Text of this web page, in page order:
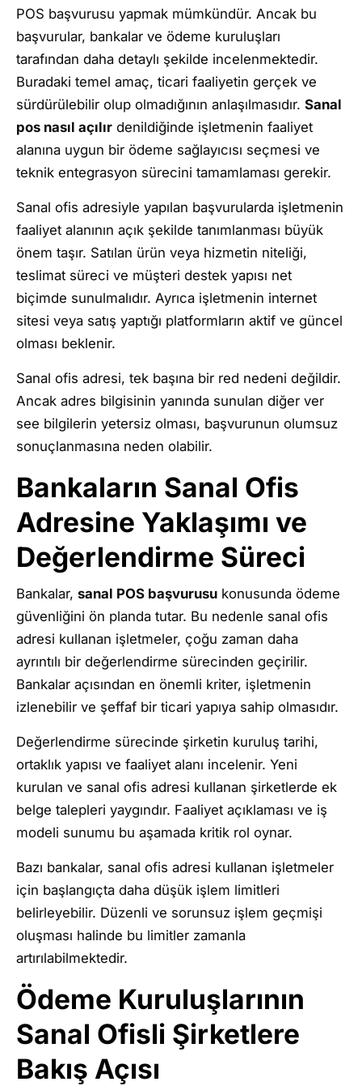
POS başvurusu yapmak mümkündür. Ancak bu
başvurular, bankalar ve ödeme kuruluşları
tarafından daha detaylı şekilde incelenmektedir.
Buradaki temel amaç, ticari faaliyetin gerçek ve
sürdürülebilir olup olmadığının anlaşılmasıdır. Sanal
pos nasıl açılır denildiğinde işletmenin faaliyet
alanına uygun bir ödeme sağlayıcısı seçmesi ve
teknik entegrasyon sürecini tamamlaması gerekir.
Sanal ofis adresiyle yapılan başvurularda işletmenin
faaliyet alanının açık şekilde tanımlanması büyük
önem taşır. Satılan ürün veya hizmetin niteliği,
teslimat süreci ve müşteri destek yapısı net
biçimde sunulmalıdır. Ayrıca işletmenin internet
sitesi veya satış yaptığı platformların aktif ve güncel
olması beklenir.
Sanal ofis adresi, tek başına bir red nedeni değildir.
Ancak adres bilgisinin yanında sunulan diğer ver
see bilgilerin yetersiz olması, başvurunun olumsuz
sonuçlanmasına neden olabilir.
Bankaların Sanal Ofis
Adresine Yaklaşımı ve
Değerlendirme Süreci
Bankalar, sanal POS başvurusu konusunda ödeme
güvenliğini ön planda tutar. Bu nedenle sanal ofis
adresi kullanan işletmeler, çoğu zaman daha
ayrıntılı bir değerlendirme sürecinden geçirilir.
Bankalar açısından en önemli kriter, işletmenin
izlenebilir ve şeffaf bir ticari yapıya sahip olmasıdır.
Değerlendirme sürecinde şirketin kuruluş tarihi,
ortaklık yapısı ve faaliyet alanı incelenir. Yeni
kurulan ve sanal ofis adresi kullanan şirketlerde ek
belge talepleri yaygındır. Faaliyet açıklaması ve iş
modeli sunumu bu aşamada kritik rol oynar.
Bazı bankalar, sanal ofis adresi kullanan işletmeler
için başlangıçta daha düşük işlem limitleri
belirleyebilir. Düzenli ve sorunsuz işlem geçmişi
oluşması halinde bu limitler zamanla
artırılabilmektedir.
Ödeme Kuruluşlarının
Sanal Ofisli Şirketlere
Bakış Açısı